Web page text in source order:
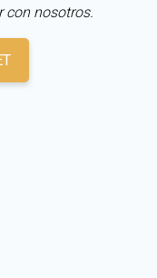
con nosotros.